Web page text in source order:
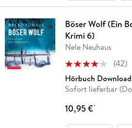
Böser Wolf (Ein
Krimi 6)
Nele Neuhaus
(42)
Hörbuch Download
Sofort lieferbar
10,95 €*